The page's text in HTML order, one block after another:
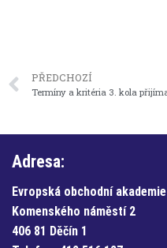
PŘEDCHOZÍ
Adresa:
Evropská obchodní akademie
Komenského náměstí 2
406 81 Děčín 1